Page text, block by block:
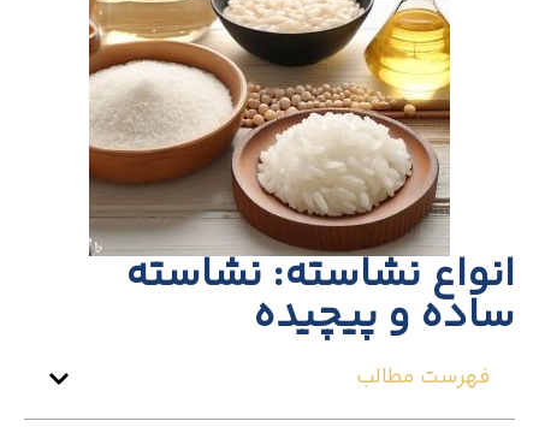
انواع نشاسته: نشاسته
ساده و پیچیده
فهرست مطالب